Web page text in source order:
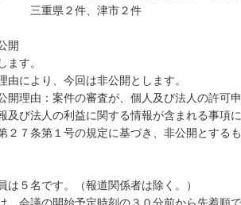
三重県２件、津市２件
開
す。
により、今回は非公開とします。
由：案件の審査が、個人及び法人の許可申
及び法人の利益に関する情報が含まれる事項
２７条第１号の規定に基づき、非公開とするも
５名です。（報道関係者は除く。）